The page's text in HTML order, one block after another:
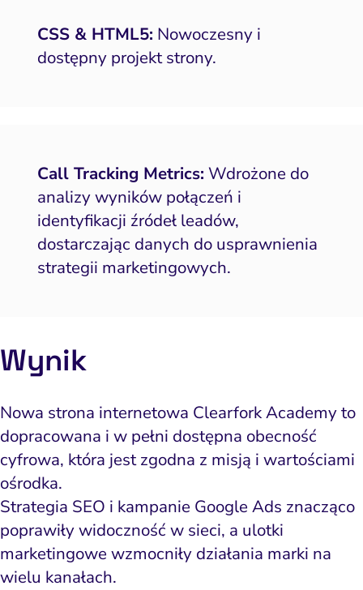
CSS & HTML5: Nowoczesny i
dostępny projekt strony.
Call Tracking Metrics: Wdrożone do
analizy wyników połączeń i
identyfikacji źródeł leadów,
dostarczając danych do usprawnienia
strategii marketingowych.
Wynik
Nowa strona internetowa Clearfork Academy to
dopracowana i w pełni dostępna obecność
cyfrowa, która jest zgodna z misją i wartościami
ośrodka.
Strategia SEO i kampanie Google Ads znacząco
poprawiły widoczność w sieci, a ulotki
marketingowe wzmocniły działania marki na
wielu kanałach.